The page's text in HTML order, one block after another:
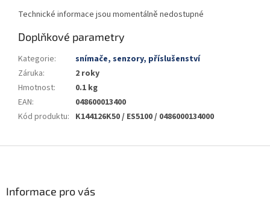
Technické informace jsou momentálně nedostupné
Doplňkové parametry
Kategorie:
snímače, senzory, příslušenství
Záruka:
2 roky
Hmotnost:
0.1 kg
EAN:
048600013400
Kód produktu: K144126K50 / ES5100 / 0486000134000
Informace pro vás